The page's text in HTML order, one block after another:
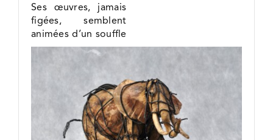
Ses œuvres, jamais
figées, semblent
animées d’un souffle